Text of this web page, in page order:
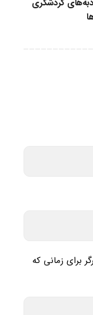
گردشگری
برای زمانی که